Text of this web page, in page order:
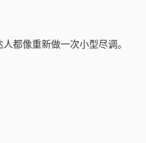
都像重新做一次小型尽调。